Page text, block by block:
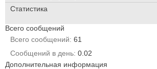
Статистика
Всего сообщений
Всего сообщений 61
Сообщений в день 0.02
Дополнительная информация